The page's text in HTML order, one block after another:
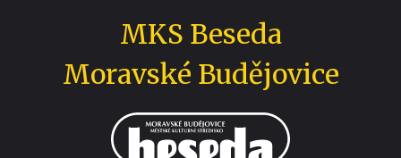
MKS Beseda
Moravské Budějovice